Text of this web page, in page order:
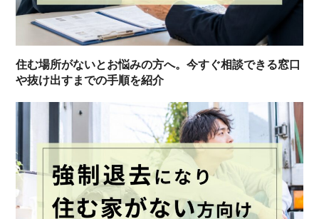
住む場所がないとお悩みの方へ。今すぐ相談できる窓口
や抜け出すまでの手順を紹介